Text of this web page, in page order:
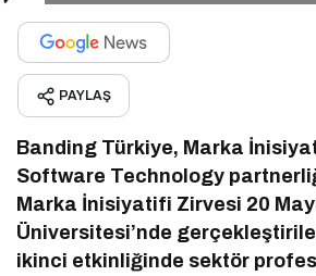
PAYLAŞ
Banding Türkiye, Marka
Software Technology
Marka İnisiyatifi Zirvesi 20
Üniversitesi’nde
ikinci etkinliğinde sektör